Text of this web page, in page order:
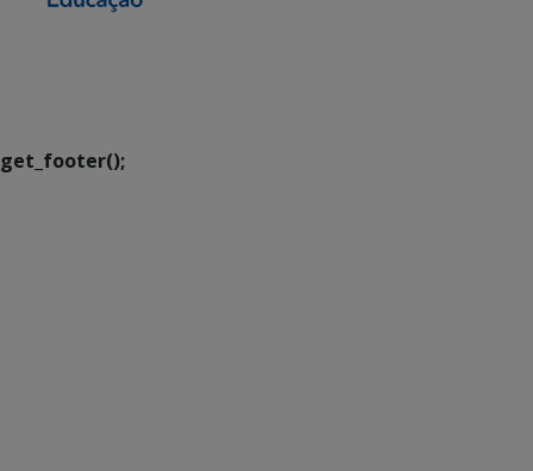
get_footer();